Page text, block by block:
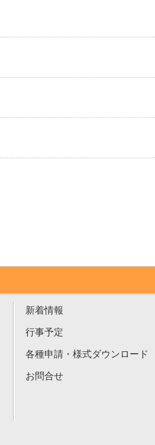
新着情報
行事予定
各種申請・様式ダウンロード
お問合せ